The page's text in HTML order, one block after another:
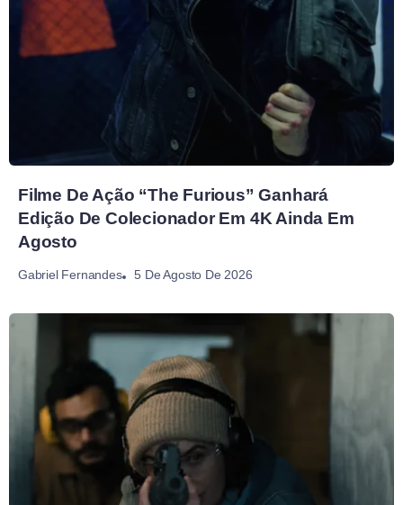
Filme De Ação “The Furious” Ganhará
Edição De Colecionador Em 4K Ainda Em
Agosto
Gabriel Fernandes 5 De Agosto De 2026